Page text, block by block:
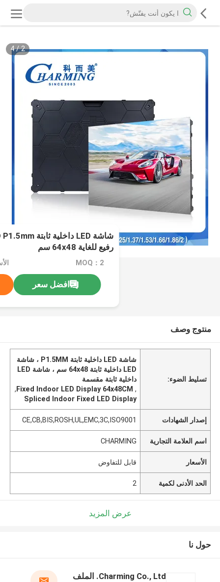
2
/
4
رفيع للغاية 64x48 سم
MOQ：2
افضل سعر
منتوج وصف
تسليط الضوء:
شاشة LED داخلية ثابتة P1.5MM ، شاشة
LED داخلية ثابتة 64x48 سم ، شاشة LED
داخلية ثابتة مقسمة
,
Fixed Indoor LED Display 64x48CM
,
Spliced Indoor Fixed LED Display
إصدار الشهادات CE,CB,BIS,ROSH,UL,EMC,3C,ISO9001
اسم العلامة التجارية CHARMING
الأسعار قابل للتفاوض
الحد الأدنى لكمية 2
عرض المزيد
حول نا
Charming Co., Ltd. الملف